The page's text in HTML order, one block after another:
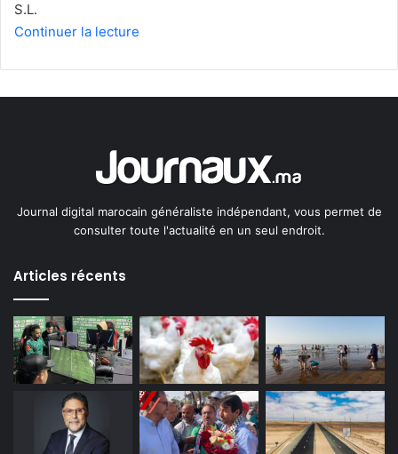
S.L.
Continuer la lecture
Journal digital marocain généraliste indépendant, vous permet de
consulter toute l'actualité en un seul endroit.
Articles récents